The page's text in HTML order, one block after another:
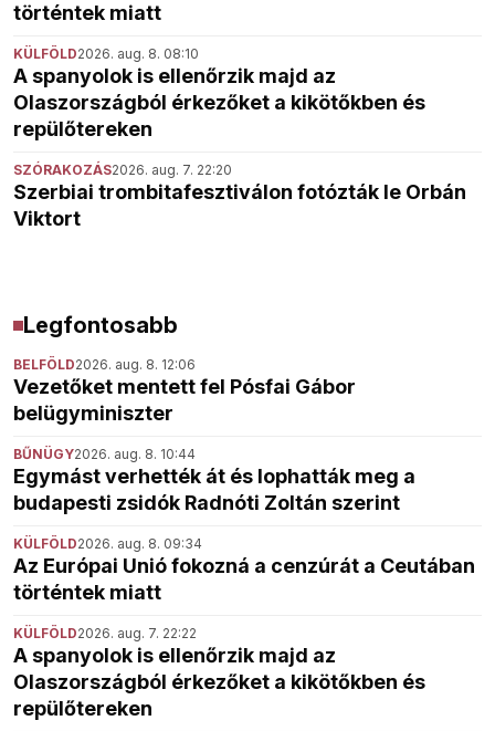
történtek miatt
KÜLFÖLD2026. aug. 8. 08:10
A spanyolok is ellenőrzik majd az
Olaszországból érkezőket a kikötőkben és
repülőtereken
SZÓRAKOZÁS2026. aug. 7. 22:20
Szerbiai trombitafesztiválon fotózták le Orbán
Viktort
Legfontosabb
BELFÖLD2026. aug. 8. 12:06
Vezetőket mentett fel Pósfai Gábor
belügyminiszter
BŰNÜGY2026. aug. 8. 10:44
Egymást verhették át és lophatták meg a
budapesti zsidók Radnóti Zoltán szerint
KÜLFÖLD2026. aug. 8. 09:34
Az Európai Unió fokozná a cenzúrát a Ceutában
történtek miatt
KÜLFÖLD2026. aug. 7. 22:22
A spanyolok is ellenőrzik majd az
Olaszországból érkezőket a kikötőkben és
repülőtereken